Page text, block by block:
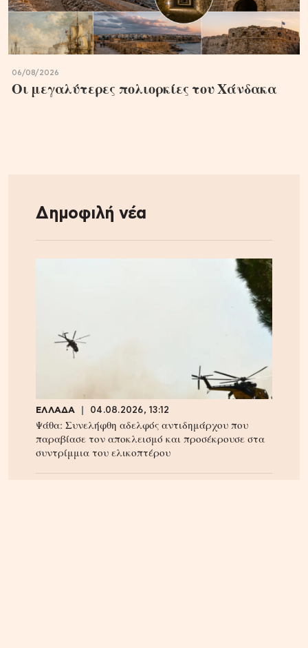
06/08/2026
Οι μεγαλύτερες πολιορκίες του Χάνδακα
Δημοφιλή νέα
ΕΛΛΑΔΑ 04.08.2026, 13:12
Ψάθα: Συνελήφθη αδελφός αντιδημάρχου που
παραβίασε τον αποκλεισμό και προσέκρουσε στα
συντρίμμια του ελικοπτέρου